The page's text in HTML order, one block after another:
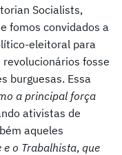
Socialists,
fomos convidados a
eleitoral para
fosse
burguesas. Essa
a principal força
ativistas de
aqueles
e o Trabalhista, que